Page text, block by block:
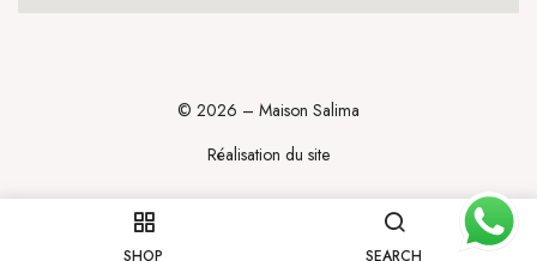
SHOP SEARCH
© 2026 – Maison Salima
Réalisation du site